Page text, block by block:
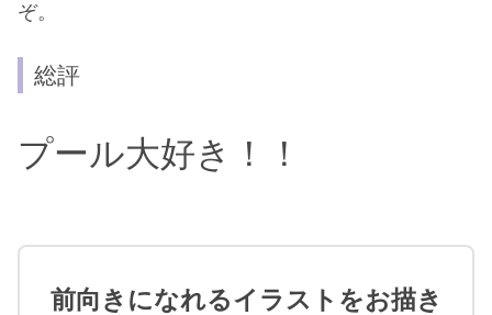
ぞ。
総評
プール大好き！！
前向きになれるイラストをお描き